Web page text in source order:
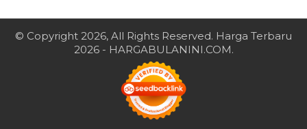
© Copyright 2026, All Rights Reserved. Harga Terbaru
2026- HARGABULANINI.COM.